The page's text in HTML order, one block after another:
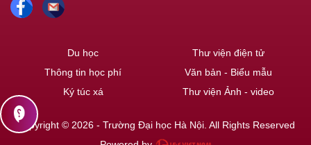
Du học
Thông tin học phí
Ký túc xá
Thư viện điện tử
Văn bản - Biểu mẫu
Thư viện Ảnh - video
Copyright © 2026 - Trường Đại học Hà Nội. All Rights Reserved
contact_support